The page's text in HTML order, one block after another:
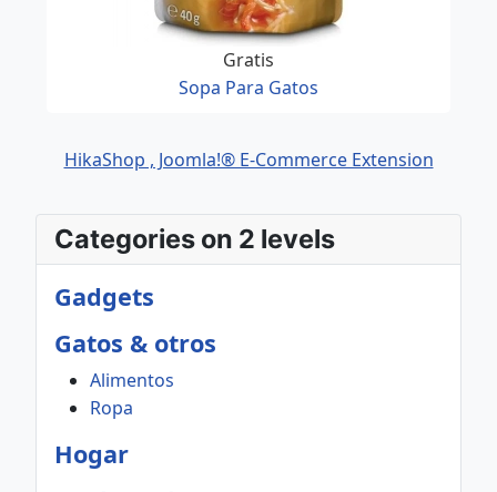
Gratis
Sopa Para Gatos
HikaShop , Joomla!® E-Commerce Extension
Categories on 2 levels
Gadgets
Gatos & otros
Alimentos
Ropa
Hogar